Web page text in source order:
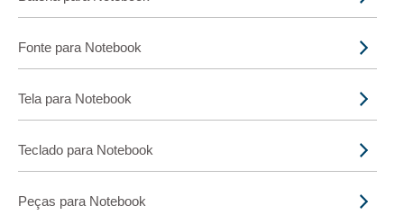
Fonte para Notebook
Tela para Notebook
Teclado para Notebook
Peças para Notebook